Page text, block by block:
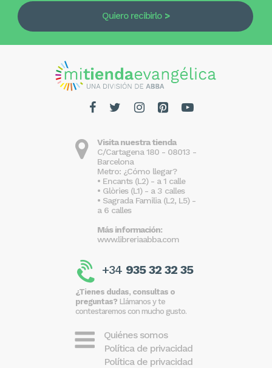
Quiero recibirlo
Visita nuestra tienda
C/Cartagena 180 - 08013 -
Barcelona
Metro: ¿Cómo llegar?
• Encants (L2) - a 1 calle
• Glòries (L1) - a 3 calles
• Sagrada Familia (L2, L5) -
a 6 calles
Más información:
www.libreriaabba.com
+34 935 32 32 35
¿Tienes dudas, consultas o
preguntas? Llámanos y te
contestaremos con mucho gusto.
Quiénes somos
Política de privacidad
Política de privacidad